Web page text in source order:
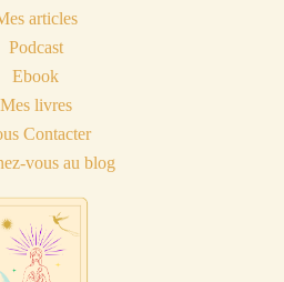
articles
Podcast
Ebook
Mes livres
Contacter
vous au blog